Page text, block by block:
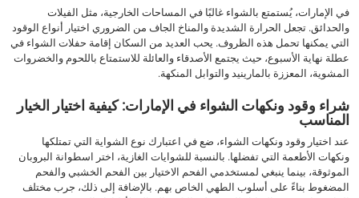
في الإمارات، يُستمتع بالشواء غالبًا في المساحات الخارجية، مثل الفيلات
والحدائق. تجعل الحرارة الشديدة والمناخ الجاف من الضروري اختيار أنواع الوقود
التي يمكنها تحمل هذه الظروف. يحب العديد من السكان إقامة حفلات الشواء في
عطلة نهاية الأسبوع، حيث يجتمع الأصدقاء والعائلة للاستمتاع باللحوم والخضروات
المشوية، المعززة بالمارينيد والتوابل المنكهة.
شراء وقود ونكهات الشواء في الإمارات: كيفية اختيار الخيار
المناسب
عند اختيار وقود ونكهات الشواء، ضع في اعتبارك نوع الشواية التي تمتلكها
ونكهات الأطعمة التي تفضلها. بالنسبة للشوايات الغازية، اختر اسطوانة البروبان
الموثوقة، بينما ينبغي لمستخدمي الفحم الاختيار بين الفحم الخشبي والفحم
المضغوط بناءً على أسلوب الطهي الخاص بهم. بالإضافة إلى ذلك، جرب مختلف